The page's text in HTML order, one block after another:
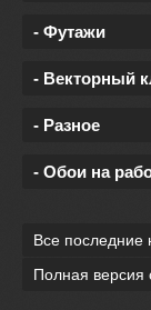
- Футажи
- Векторный
- Разное
- Обои на
Все последние
Полная версия